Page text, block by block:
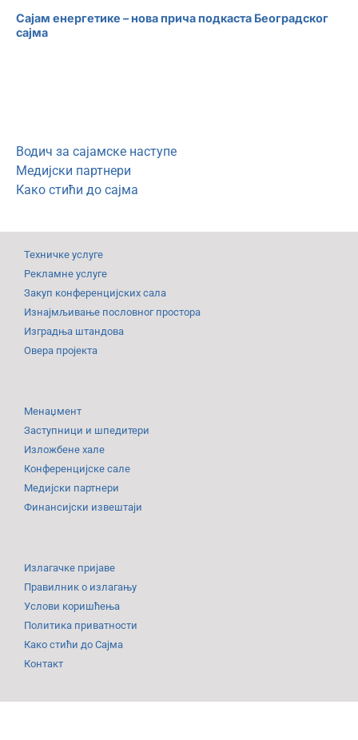
Сајам енергетике – нова прича подкаста Београдског
сајма
Водич за сајамске наступе
Медијски партнери
Како стићи до сајма
Техничке услуге
Рекламне услуге
Закуп конференцијских сала
Изнајмљивање пословног простора
Изградња штандова
Овера пројекта
Менаџмент
Заступници и шпедитери
Изложбене хале
Конференцијске сале
Медијски партнери
Финансијски извештаји
Излагачке пријаве
Правилник о излагању
Услови коришћења
Политика приватности
Како стићи до Сајма
Контакт